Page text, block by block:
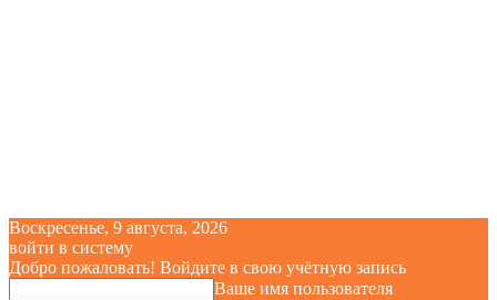
Воскресенье, 9 августа, 2026
войти в систему
Добро пожаловать! Войдите в свою учётную запись
Ваше имя пользователя